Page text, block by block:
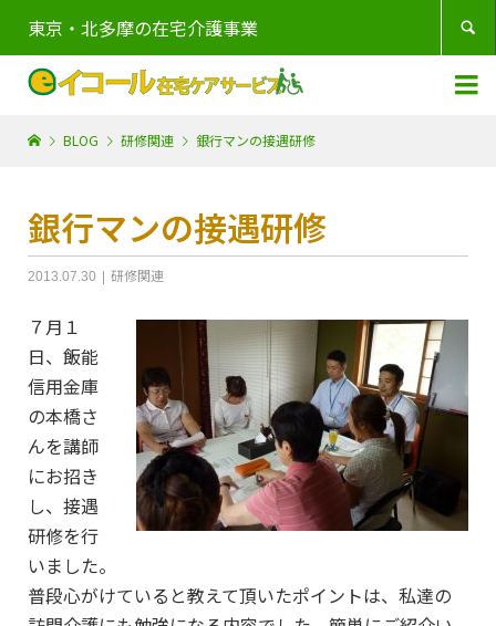
東京・北多摩の在宅介護事業 

BLOG 研修関連 銀行マンの接遇研修
銀行マンの接遇研修
2013.07.30 研修関連
７月１
日、飯能
信用金庫
の本橋さ
んを講師
にお招き
し、接遇
研修を行
いました。
普段心がけていると教えて頂いたポイントは、私達の